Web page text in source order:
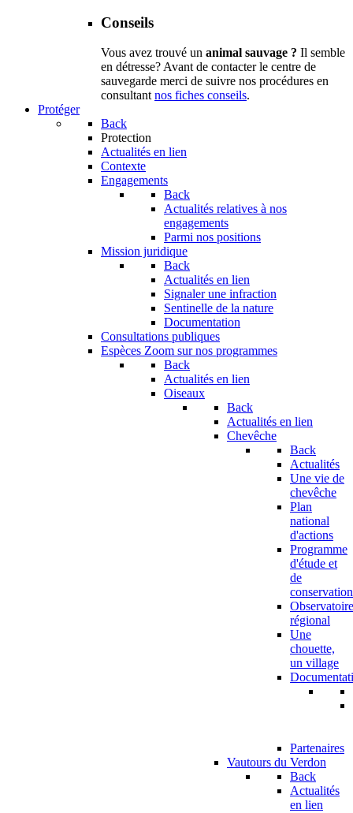
Conseils
Vous avez trouvé un animal sauvage ? Il semble
en détresse? Avant de contacter le centre de
sauvegarde merci de suivre nos procédures en
consultantnos fiches conseils.
Protéger
Back
Protection
Actualités en lien
Contexte
Engagements
Back
Actualités relatives à nos
engagements
Parmi nos positions
Mission juridique
Back
Actualités en lien
Signaler une infraction
Sentinelle de la nature
Documentation
Consultations publiques
Espèces Zoom sur nos programmes
Back
Actualités en lien
Oiseaux
Back
Actualités en lien
Chevêche
Back
Actualités
Une vie de
chevêche
Plan
national
d'actions
Programme
d'étude et
de
conservation
Observatoire
régional
Une
chouette,
un village
Partenaires
Vautours du Verdon
Back
Actualités
en lien